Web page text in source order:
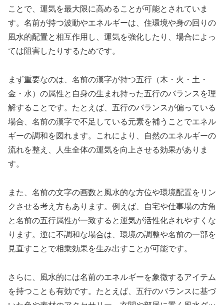
ことで、運気を最大限に高めることが可能とされていま
す。名前が持つ波動やエネルギーは、住環境や身の回りの
風水的配置と相互作用し、運気を強化したり、場合によっ
ては阻害したりするためです。
まず重要なのは、名前の漢字が持つ五行（木・火・土・
金・水）の属性と自身の生まれ持った五行のバランスを理
解することです。たとえば、五行のバランスが偏っている
場合、名前の漢字で不足している元素を補うことでエネル
ギーの調和を図れます。これにより、自然のエネルギーの
流れを整え、人生全体の運気を向上させる効果がありま
す。
また、名前の文字の画数と風水的な方位や環境配置をリン
クさせる考え方もあります。例えば、自宅や仕事場の方角
と名前の五行属性が一致すると運気が活性化されやすくな
ります。逆に不調和な場合は、環境の調整や名前の一部を
見直すことで相乗効果を生み出すことが可能です。
さらに、風水的には名前のエネルギーを象徴するアイテム
を持つことも有効です。たとえば、五行のバランスに基づ